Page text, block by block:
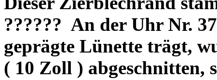
?????? An der Uhr Nr.
geprägte Lünette trägt,
( 10 Zoll ) abgeschnitten,